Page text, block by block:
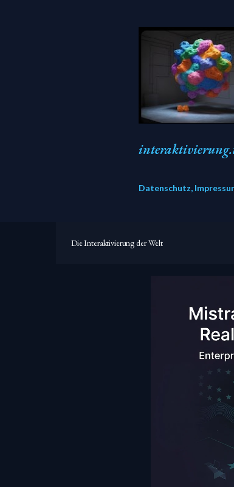
Datenschutz,
Die Interaktivierung der Welt